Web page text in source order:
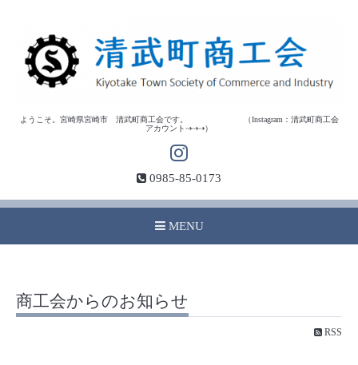
ようこそ。宮崎県宮崎市 清武町商工会です。 （Instagram：清武町商工会
アカウント⇢⇢⇢）
0985-85-0173
MENU
商工会からのお知らせ
RSS